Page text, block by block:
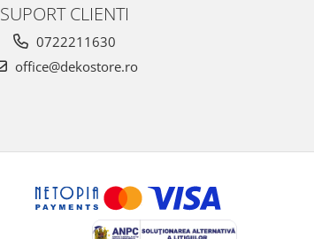
SUPORT CLIENTI
0722211630
office@dekostore.ro